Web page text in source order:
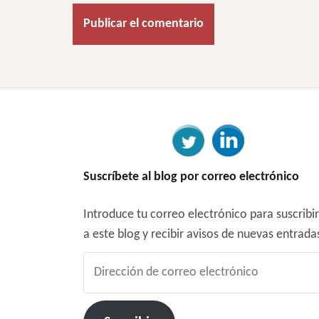
Suscríbete al blog por correo electrónico
Introduce tu correo electrónico para
a este blog y recibir avisos de nuevas
correo